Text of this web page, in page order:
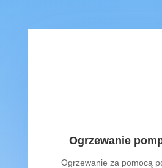
Ogrzewanie
Ogrzewanie za pomocą